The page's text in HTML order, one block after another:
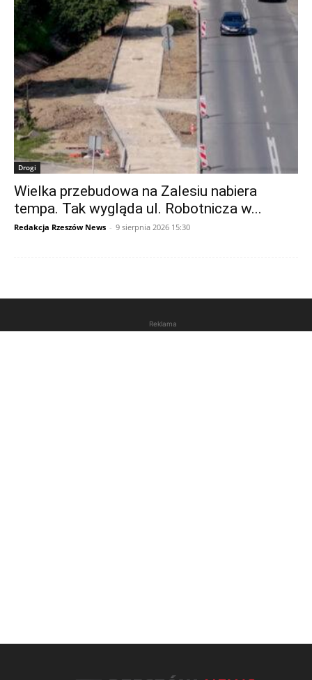
Drogi
Wielka przebudowa na Zalesiu nabiera
tempa. Tak wygląda ul. Robotnicza w...
Redakcja Rzeszów News - 9 sierpnia 2026 15:30
Reklama